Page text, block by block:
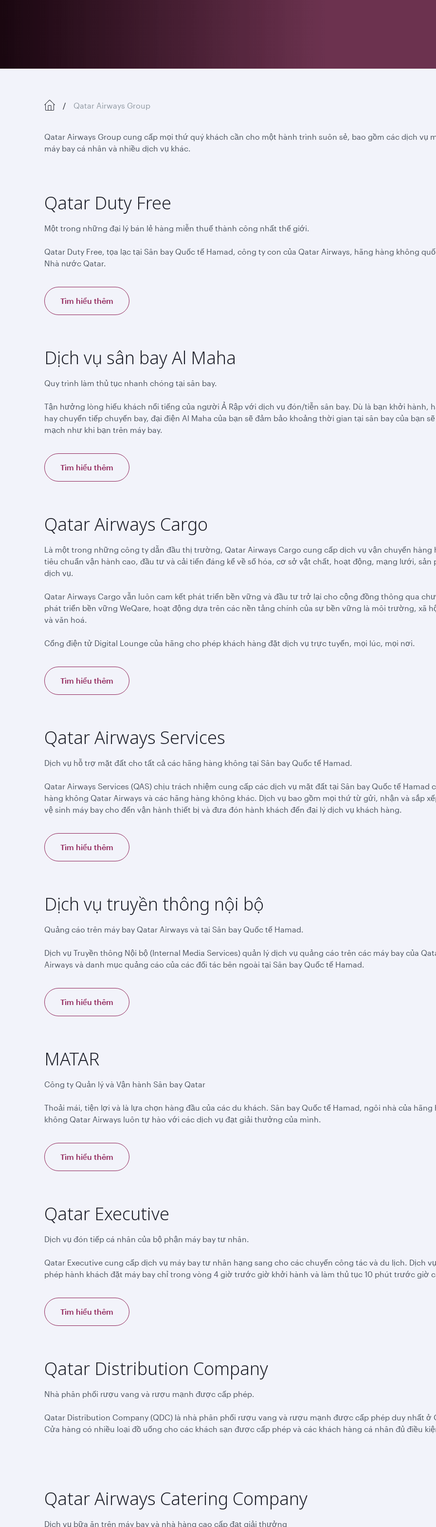
Qatar Airways Group
Qatar Airways Group cung cấp mọi thứ quý khách cần cho một hành trình suôn sẻ, bao gồm các dịch vụ
máy bay cá nhân và nhiều dịch vụ khác.
Qatar Duty Free
Một trong những đại lý bán lẻ hàng miễn thuế thành công nhất thế giới.
Qatar Duty Free, tọa lạc tại Sân bay Quốc tế Hamad, công ty con của Qatar Airways, hãng hàng không
Nhà nước Qatar.
Tìm hiểu thêm
Dịch vụ sân bay Al Maha
Quy trình làm thủ tục nhanh chóng tại sân bay.
Tận hưởng lòng hiếu khách nổi tiếng của người Ả Rập với dịch vụ đón/tiễn sân bay. Dù là bạn khởi hành,
hay chuyển tiếp chuyến bay, đại điện Al Maha của bạn sẽ đảm bảo khoảng thời gian tại sân bay của bạn
mạch như khi bạn trên máy bay.
Tìm hiểu thêm
Qatar Airways Cargo
Là một trong những công ty dẫn đầu thị trường, Qatar Airways Cargo cung cấp dịch vụ vận chuyển hàng
tiêu chuẩn vận hành cao, đầu tư và cải tiến đáng kể về số hóa, cơ sở vật chất, hoạt động, mạng lưới, sản
dịch vụ.
Qatar Airways Cargo vẫn luôn cam kết phát triển bền vững và đầu tư trở lại cho cộng đồng thông qua
phát triển bền vững WeQare, hoạt động dựa trên các nền tảng chính của sự bền vững là môi trường, xã
và văn hoá.
Cổng điện tử Digital Lounge của hãng cho phép khách hàng đặt dịch vụ trực tuyến, mọi lúc, mọi nơi.
Tìm hiểu thêm
Qatar Airways Services
Dịch vụ hỗ trợ mặt đất cho tất cả các hãng hàng không tại Sân bay Quốc tế Hamad.
Qatar Airways Services (QAS) chịu trách nhiệm cung cấp các dịch vụ mặt đất tại Sân bay Quốc tế Hamad
hàng không Qatar Airways và các hãng hàng không khác. Dịch vụ bao gồm mọi thứ từ gửi, nhận và sắp
vệ sinh máy bay cho đến vận hành thiết bị và đưa đón hành khách đến đại lý dịch vụ khách hàng.
Tìm hiểu thêm
Dịch vụ truyền thông nội bộ
Quảng cáo trên máy bay Qatar Airways và tại Sân bay Quốc tế Hamad.
Dịch vụ Truyền thông Nội bộ (Internal Media Services) quản lý dịch vụ quảng cáo trên các máy bay của
Airways và danh mục quảng cáo của các đối tác bên ngoài tại Sân bay Quốc tế Hamad.
Tìm hiểu thêm
MATAR
Công ty Quản lý và Vận hành Sân bay Qatar
Thoải mái, tiện lợi và là lựa chọn hàng đầu của các du khách. Sân bay Quốc tế Hamad, ngôi nhà của hãng
không Qatar Airways luôn tự hào với các dịch vụ đạt giải thưởng của mình.
Tìm hiểu thêm
Qatar Executive
Dịch vụ đón tiếp cá nhân của bộ phận máy bay tư nhân.
Qatar Executive cung cấp dịch vụ máy bay tư nhân hạng sang cho các chuyến công tác và du lịch. Dịch
phép hành khách đặt máy bay chỉ trong vòng 4 giờ trước giờ khởi hành và làm thủ tục 10 phút trước giờ
Tìm hiểu thêm
Qatar Distribution Company
Nhà phân phối rượu vang và rượu mạnh được cấp phép.
Qatar Distribution Company (QDC) là nhà phân phối rượu vang và rượu mạnh được cấp phép duy nhất ở
Cửa hàng có nhiều loại đồ uống cho các khách sạn được cấp phép và các khách hàng cá nhân đủ điều
Qatar Airways Catering Company
Dịch vụ bữa ăn trên máy bay và nhà hàng cao cấp đạt giải thưởng